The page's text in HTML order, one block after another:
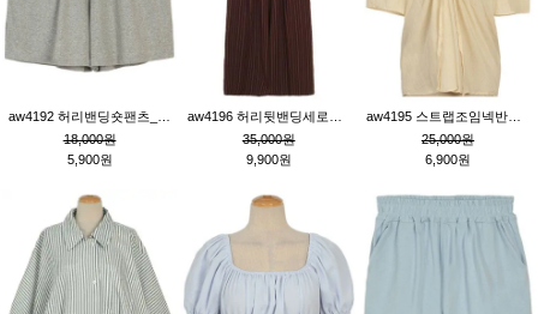
18,000원
5,900원
35,000원
9,900원
25,000원
6,900원